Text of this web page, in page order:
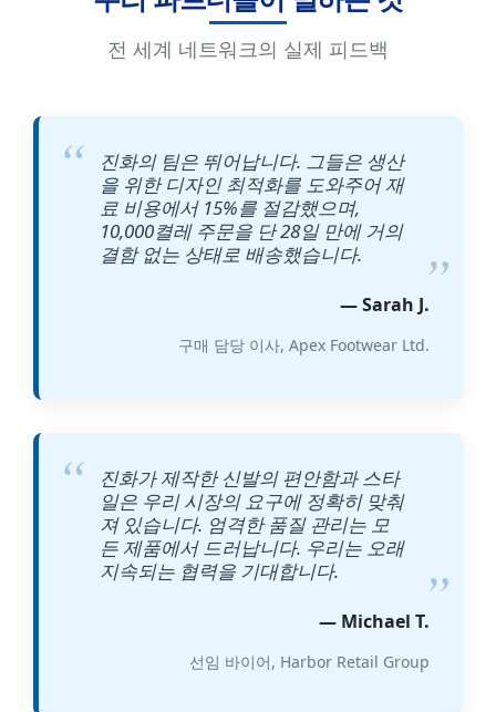
전 세계 네트워크의 실제 피드백
진화의 팀은 뛰어납니다. 그들은 생산
을 위한 디자인 최적화를 도와주어 재
료 비용에서 15%를 절감했으며,
10,000켤레 주문을 단 28일 만에 거의
결함 없는 상태로 배송했습니다.
— Sarah J.
구매 담당 이사, Apex Footwear Ltd.
진화가 제작한 신발의 편안함과 스타
일은 우리 시장의 요구에 정확히 맞춰
져 있습니다. 엄격한 품질 관리는 모
든 제품에서 드러납니다. 우리는 오래
지속되는 협력을 기대합니다.
— Michael T.
선임 바이어, Harbor Retail Group